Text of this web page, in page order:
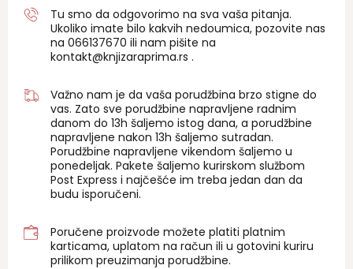
Tu smo da odgovorimo na sva vaša pitanja.
Ukoliko imate bilo kakvih nedoumica, pozovite nas
na 066137670 ili nam pišite na
kontakt@knjizaraprima.rs .
Važno nam je da vaša porudžbina brzo stigne do
vas. Zato sve porudžbine napravljene radnim
danom do 13h šaljemo istog dana, a porudžbine
napravljene nakon 13h šaljemo sutradan.
Porudžbine napravljene vikendom šaljemo u
ponedeljak. Pakete šaljemo kurirskom službom
Post Express i najčešće im treba jedan dan da
budu isporučeni.
Poručene proizvode možete platiti platnim
karticama, uplatom na račun ili u gotovini kuriru
prilikom preuzimanja porudžbine.